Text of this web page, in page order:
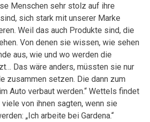
Menschen sehr stolz auf ihre
sich stark mit unserer Marke
Weil das auch Produkte sind, die
Von denen sie wissen, wie sehen
aus, wie und wo werden die
Das wäre anders, müssten sie nur
zusammen setzen. Die dann zum
Auto verbaut werden.“ Wettels findet
von ihnen sagten, wenn sie
„Ich arbeite bei Gardena.“